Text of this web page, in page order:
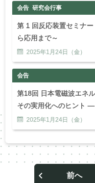
会告 研究会行事
第 1 回反応装置セミナ
ら応用まで～
2025年1月 24日（金）
会告
第18回 日本電磁波エネ
その実用化へのヒント ―
2025年1月 24日（金）
前へ